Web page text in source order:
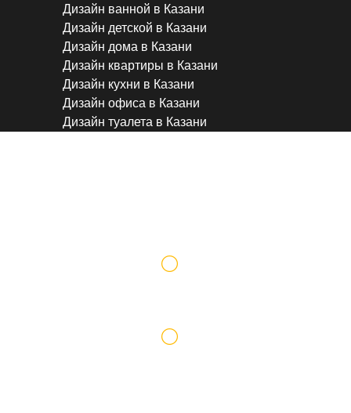
Дизайн ванной в Казани
Дизайн детской в Казани
Дизайн дома в Казани
Дизайн квартиры в Казани
Дизайн кухни в Казани
Дизайн офиса в Казани
Дизайн туалета в Казани